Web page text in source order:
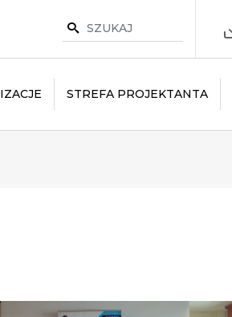
STREFA PROJEKTANTA